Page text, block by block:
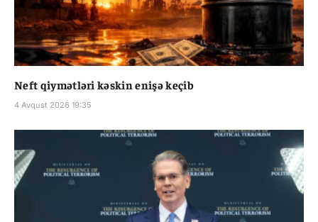
Neft qiymətləri kəskin enişə keçib
4 Avqust 2026 19:35